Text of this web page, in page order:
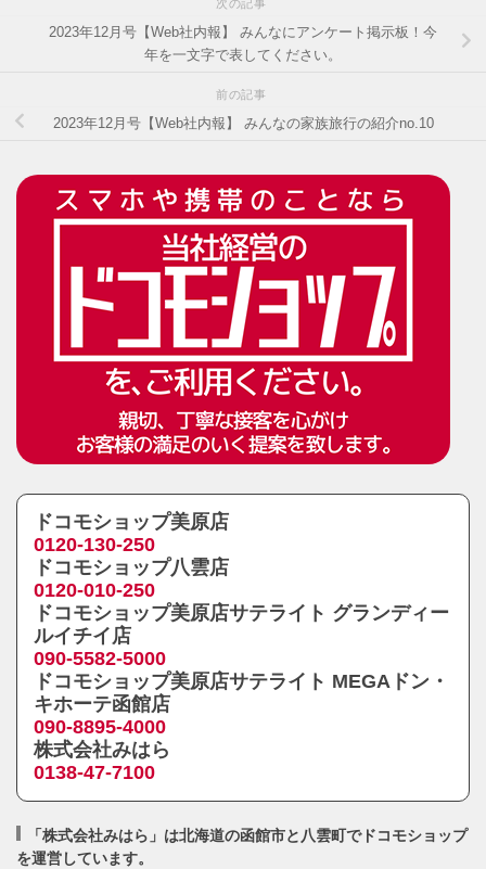
次の記事
2023年12月号【Web社内報】 みんなにアンケート掲示板！今
年を一文字で表してください。
前の記事
2023年12月号【Web社内報】 みんなの家族旅行の紹介no.10
ドコモショップ美原店
0120-130-250
ドコモショップ八雲店
0120-010-250
ドコモショップ美原店サテライト グランディー
ルイチイ店
090-5582-5000
ドコモショップ美原店サテライト MEGAドン・
キホーテ函館店
090-8895-4000
株式会社みはら
0138-47-7100
「株式会社みはら」は北海道の函館市と八雲町でドコモショップ
を運営しています。